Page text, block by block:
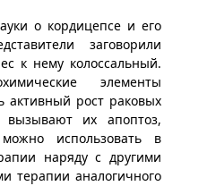
о кордицепсе и его
заговорили
к нему колоссальный.
элементы
активный рост раковых
вызывают их апоптоз,
использовать в
наряду с другими
терапии аналогичного